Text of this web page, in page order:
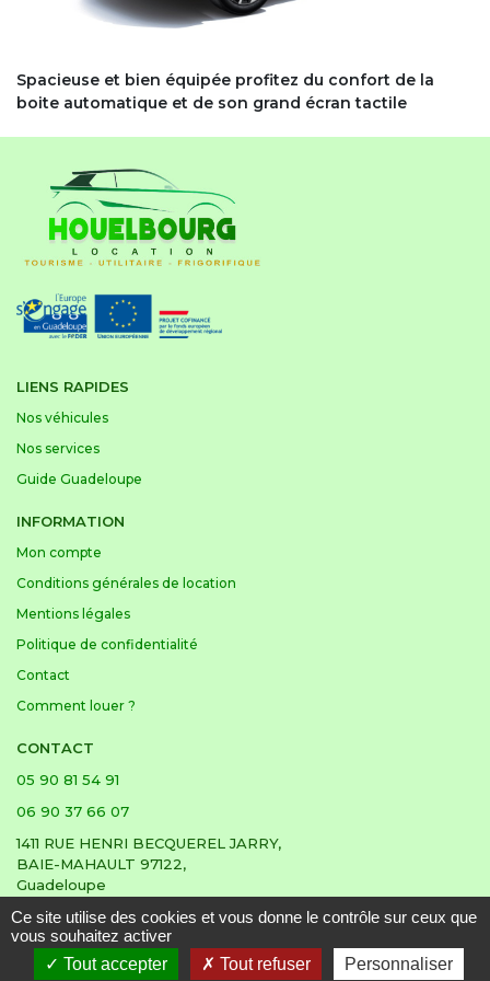
Spacieuse et bien équipée profitez du confort de la
boite automatique et de son grand écran tactile
LIENS RAPIDES
Nos véhicules
Nos services
Guide Guadeloupe
INFORMATION
Mon compte
Conditions générales de location
Mentions légales
Politique de confidentialité
Contact
Comment louer ?
CONTACT
05 90 81 54 91
06 90 37 66 07
1411 RUE HENRI BECQUEREL JARRY,
BAIE-MAHAULT 97122,
Guadeloupe
Ce site utilise des cookies et vous donne le contrôle sur ceux que
vous souhaitez activer
Tout accepter
Tout refuser Personnaliser